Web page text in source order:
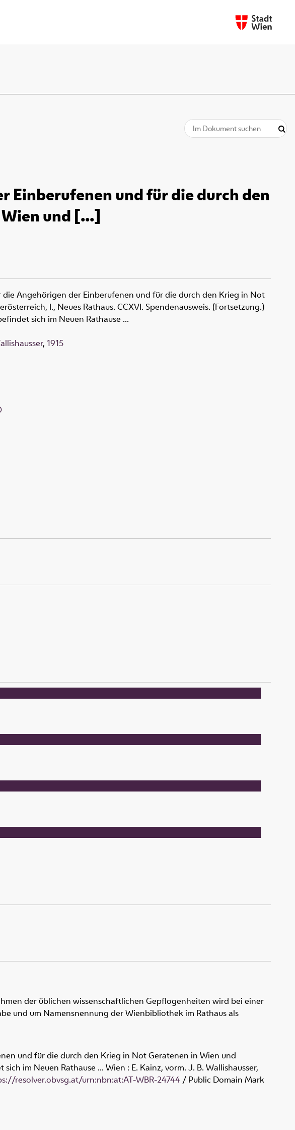
Einberufenen und für die durch den
und [...]
die Angehörigen der Einberufenen und für die durch den Krieg in Not
I., Neues Rathaus. CCXVI. Spendenausweis. (Fortsetzung.)
sich im Neuen Rathause ...
, 1915
der üblichen wissenschaftlichen Gepflogenheiten wird bei einer
und um Namensnennung der Wienbibliothek im Rathaus als
und für die durch den Krieg in Not Geratenen in Wien und
im Neuen Rathause ... Wien : E. Kainz, vorm. J. B. Wallishausser,
resolver.obvsg.at/urn:nbn:at:AT-WBR-24744 / Public Domain Mark